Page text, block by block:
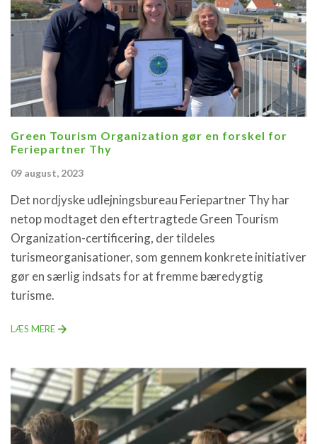
Green Tourism Organization gør en forskel for
Feriepartner Thy
09 august, 2023
Det nordjyske udlejningsbureau Feriepartner Thy har
netop modtaget den eftertragtede Green Tourism
Organization-certificering, der tildeles
turismeorganisationer, som gennem konkrete initiativer
gør en særlig indsats for at fremme bæredygtig
turisme.
LÆS MERE